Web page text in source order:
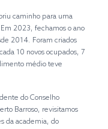
caminho para uma
2023, fechamos o ano
2014. Foram criados
10 novos ocupados, 7
médio teve
do Conselho
Barroso, revisitamos
da academia, do